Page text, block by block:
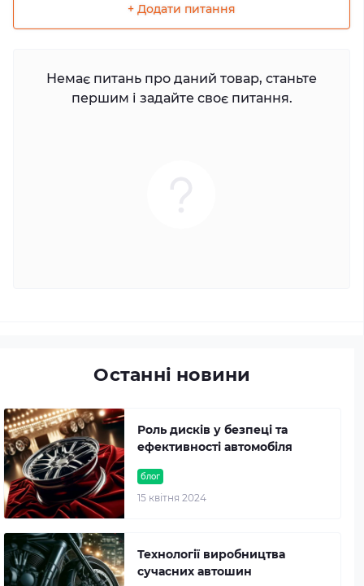
+ Додати питання
Немає питань про даний товар, станьте
першим і задайте своє питання.
Останні новини
блог
15 квітня 2024
Роль дисків у безпеці та
ефективності автомобіля
Технології виробництва
сучасних автошин